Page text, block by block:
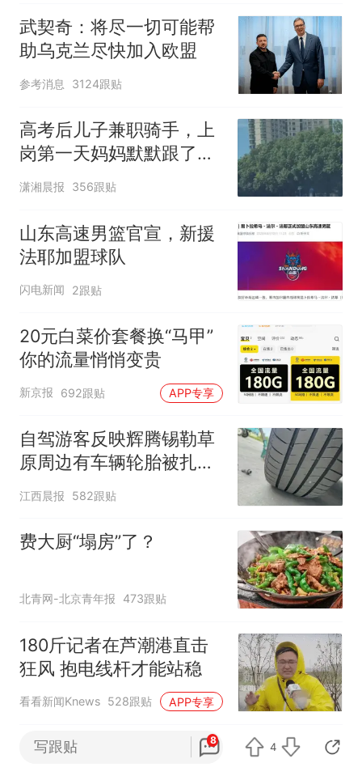
武契奇：将尽一切可能帮
助乌克兰尽快加入欧盟
参考消息 3124跟贴
高考后儿子兼职骑手，上
岗第一天妈妈默默跟了三
公里，感慨孩子真的长大
潇湘晨报 356跟贴
山东高速男篮官宣，新援
法耶加盟球队
闪电新闻 2跟贴
20元白菜价套餐换“马甲”
你的流量悄悄变贵
新京报 692跟贴 APP专享
自驾游客反映辉腾锡勒草
原周边有车辆轮胎被扎，
修理店铺换胎价格高达千
元，官方发布情况通报
江西晨报 582跟贴
费大厨“塌房”了？
北青网-北京青年报 473跟贴
180斤记者在芦潮港直击
狂风 抱电线杆才能站稳
看看新闻Knews 528跟贴 APP专享
“不建议大家买深色蛋糕”
写跟贴 8
4